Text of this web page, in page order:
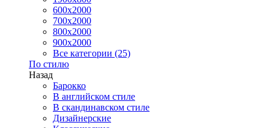
600x2000
700x2000
800x2000
900x2000
Все категории (25)
По стилю
Назад
Барокко
В английском стиле
В скандинавском стиле
Дизайнерские